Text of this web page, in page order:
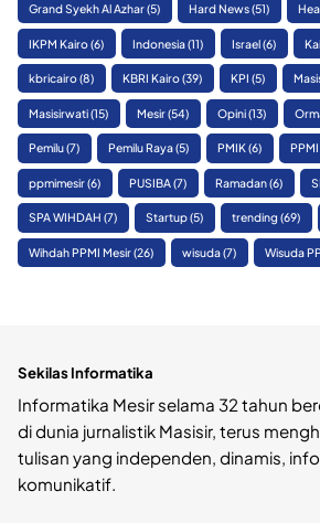
Grand Syekh Al Azhar(5) Hard News(51)
IKPM Kairo(6) Indonesia(11) Israel(6)
kbricairo(8) KBRI Kairo(39) KPI (5)
Masisirwati(15) Mesir(54) Opini(13)
Pemilu(7) Pemilu Raya(5) PMIK(6) PPMI
ppmimesir(6) PUSIBA(7) Ramadan(6)
SPA WIHDAH (7) Startup(5) trending (69)
Wihdah PPMI Mesir(26) wisuda(7) Wisuda
Sekilas Informatika
Informatika Mesir selama 32 tahun
di dunia jurnalistik Masisir, terus
tulisan yang independen, dinamis,
komunikatif.